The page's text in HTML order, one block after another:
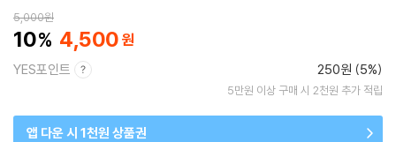
5,000원
10 4,500
YES포인트 250원 (5%)
5만원 이상 구매 시 2천원 추가 적립
앱 다운 시 1천원 상품권